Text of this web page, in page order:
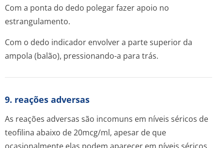
Com a ponta do dedo polegar fazer apoio no
estrangulamento.
Com o dedo indicador envolver a parte superior da
ampola (balão), pressionando-a para trás.
9. reações adversas
As reações adversas são incomuns em níveis séricos de
teofilina abaixo de 20mcg/ml, apesar de que